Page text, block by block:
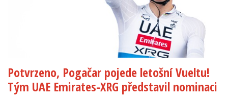
Potvrzeno, Pogačar pojede letošní Vueltu!
Tým UAE Emirates-XRG představil nominaci